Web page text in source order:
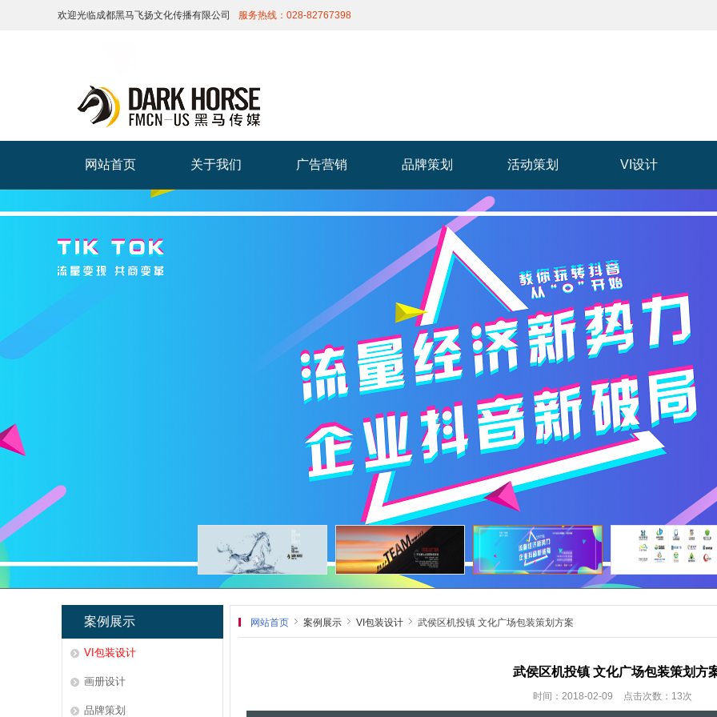
欢迎光临成都黑马飞扬文化传播有限公司 服务热线：028-82767398
网站首页 关于我们 广告营销 品牌策划 活动策划 VI设计
案例展示
VI包装设计
画册设计
品牌策划
网站首页 案例展示 VI包装设计 武侯区机投镇 文化广场包装策划方案
武侯区机投镇 文化广场包装策划方
时间：2018-02-09 点击次数：13次